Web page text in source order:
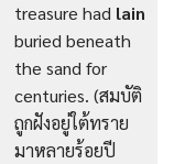
treasure had lain
buried beneath
the sand for
centuries. (สมบัติ
ถูกฝังอยู่ใต้ทราย
มาหลายร้อยปี